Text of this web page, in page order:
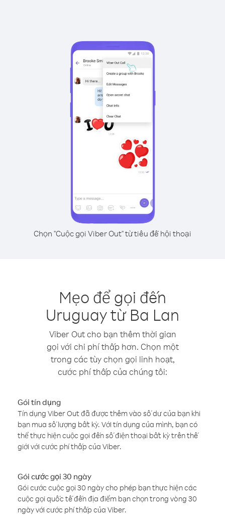
Chọn "Cuộc gọi Viber Out" từ tiêu đề hội thoại
Mẹo để gọi đến
Uruguay từ Ba Lan
Viber Out cho bạn thêm thời gian
gọi với chi phí thấp hơn. Chọn một
trong các tùy chọn gọi linh hoạt,
cước phí thấp của chúng tôi:
Gói tín dụng
Tín dụng Viber Out đã được thêm vào số dư của bạn khi
bạn mua số lượng bất kỳ. Với tín dụng của mình, bạn có
thể thực hiện cuộc gọi đến số điện thoại bất kỳ trên thế
giới với cước phí thấp của Viber.
Gói cước gọi 30 ngày
Gói cước cuộc gọi 30 ngày cho phép bạn thực hiện các
cuộc gọi quốc tế đến địa điểm bạn chọn trong vòng 30
ngày với cước phí thấp của Viber.